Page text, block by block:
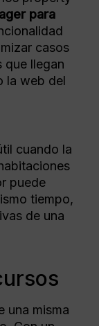
para
casos
que llegan
la web del
cuando la
puede
tiempo,
de una
una misma